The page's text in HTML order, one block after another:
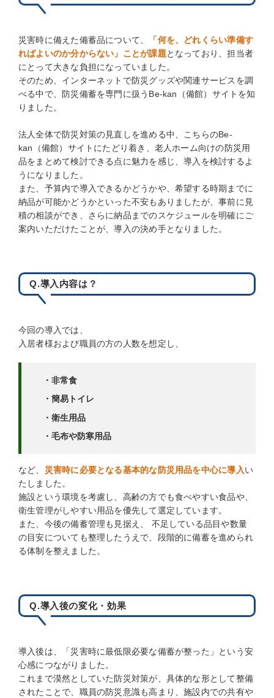
災害時に備えた備蓄品について、
「何を、どれくらい準備す
ればよいのか分からない」ことが課題となっており、担当者
にとって大きな負担になっていました。
そのため、インターネットで防災グッズや関連サービスを調
べる中で、防災備蓄を専門に扱うBe-kan（備館）サイトを知
りました。
法人全体で防災対策の見直しを進める中、こちらのBe-
kan（備館）サイトにたどり着き、老人ホーム向けの防災用
品をまとめて検討できる点に魅力を感じ、導入を検討するよ
うになりました。
また、予算内で導入できるかどうかや、希望する時期までに
納品が可能かどうかといった不安もありましたが、事前に見
積の相談ができ、さらに納品までのスケジュールを明確にご
案内いただけたことが、導入の決め手となりました。
Q.導入内容は？
今回の導入では、
入居者様および職員の方の人数を想定し、
・非常食
・簡易トイレ
・衛生用品
・毛布や防寒用品
など、 災害時に必要となる基本的な防災用品を中心に導入い
たしました。
施設という環境を考慮し、高齢の方でも食べやすい食品や、
衛生管理がしやすい用品を優先して選定しています。
また、今後の備蓄管理も見据え、 不足している品目や数量
の目安についても整理したうえで、段階的に備蓄を進められ
る体制を整えました。
Q.導入後の変化・効果
導入後は、「災害時に最低限必要な備蓄が整った」という安
心感につながりました。
これまで漠然としていた防災対策が、具体的な形として整備
されたことで、職員の防災意識も高まり、施設内での共有や